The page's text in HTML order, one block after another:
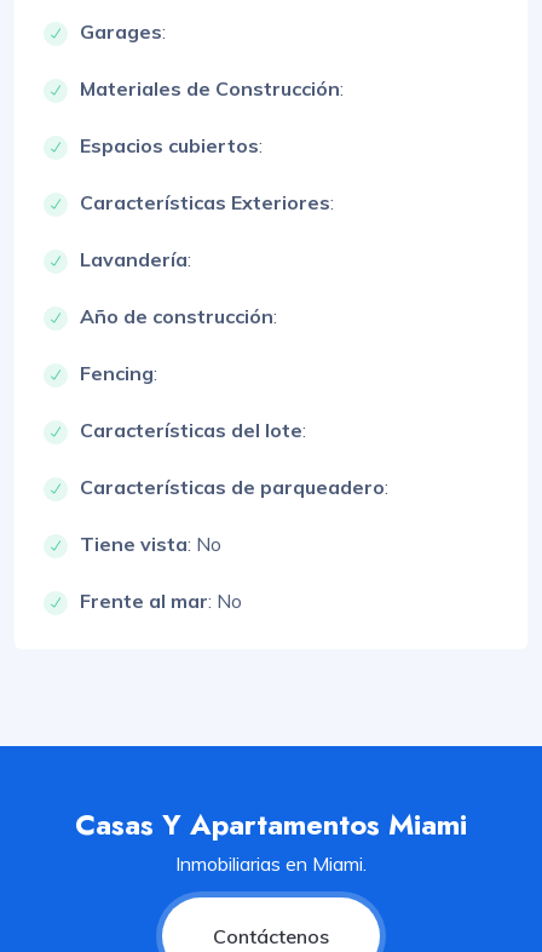
Garages:
Materiales de Construcción:
Espacios cubiertos:
Características Exteriores:
Lavandería:
Año de construcción:
Fencing:
Características del lote:
Características de parqueadero:
Tiene vista: No
Frente al mar: No
Casas Y Apartamentos Miami
Inmobiliarias en Miami.
Contáctenos